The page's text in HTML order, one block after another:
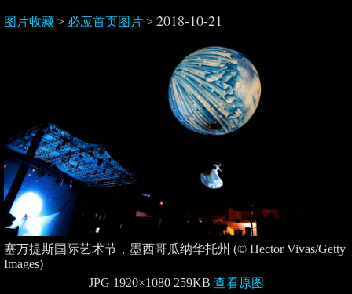
图片收藏 > 必应首页图片 > 2018-10-21
塞万提斯国际艺术节，墨西哥瓜纳华托州 (© Hector Vivas/Getty
Images)
JPG 1920×1080 259KB 查看原图